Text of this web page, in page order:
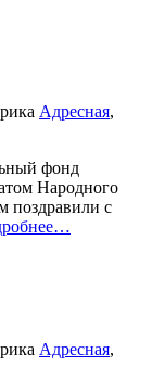
Адресная,
фонд
Народного
поздравили с
«%s»
…
Адресная,